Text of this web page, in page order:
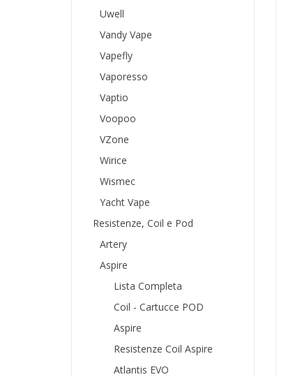
Uwell
Vandy Vape
Vapefly
Vaporesso
Vaptio
Voopoo
VZone
Wirice
Wismec
Yacht Vape
Resistenze, Coil e Pod
Artery
Aspire
Lista Completa
Coil - Cartucce POD
Aspire
Resistenze Coil Aspire
Atlantis EVO